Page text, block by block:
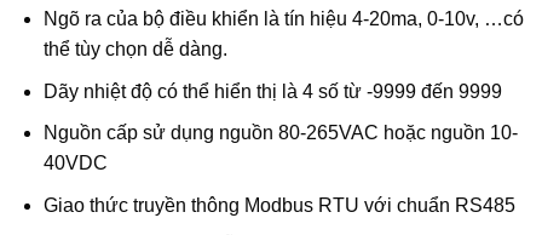
Ngõ ra của bộ điều khiển là tín hiệu 4-20ma, 0-10v, …có
thể tùy chọn dễ dàng.
Dãy nhiệt độ có thể hiển thị là 4 số từ -9999 đến 9999
Nguồn cấp sử dụng nguồn 80-265VAC hoặc nguồn 10-
40VDC
Giao thức truyền thông Modbus RTU với chuẩn RS485